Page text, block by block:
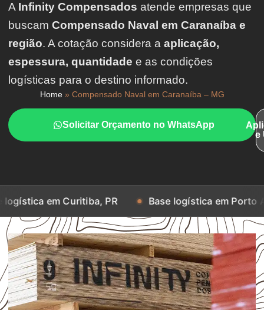
A Infinity Compensados atende empresas que
buscam Compensado Naval em Caranaíba e
região. A cotação considera a aplicação,
espessura, quantidade e as condições
logísticas para o destino informado.
Home» Compensado Naval em Caranaíba – MG
Solicitar Orçamento no WhatsApp
e
Curitiba, PR Base logística em Porto Alegre, RS